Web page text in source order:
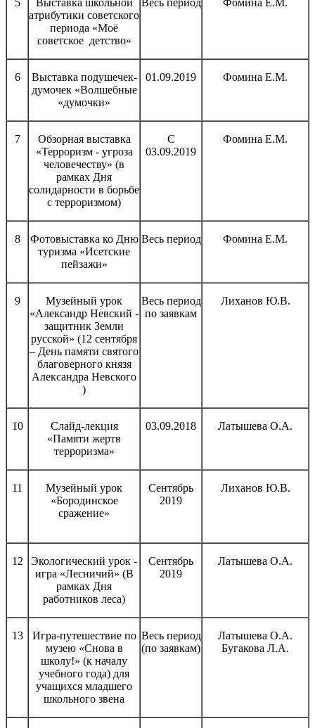
атрибутики советского
периода «Моё
советское детство»
6
Выставка подушечек-
думочек «Волшебные
«думочки»
01.09.2019 Фомина Е.М.
7
Обзорная выставка
«Терроризм - угроза
человечеству» (в
рамках Дня
солидарности в борьбе
с терроризмом)
С
03.09.2019
Фомина Е.М.
8
Фотовыставка ко Дню
туризма «Исетские
пейзажи»
Весь период Фомина Е.М.
9
Музейный урок
«Александр Невский -
защитник Земли
русской» (12 сентября
– День памяти святого
благоверного князя
Александра Невского
)
Весь период
по заявкам
Лиханов Ю.В.
10
Слайд-лекция
«Памяти жертв
терроризма»
03.09.2018 Латышева О.А.
11
Музейный урок
«Бородинское
сражение»
Сентябрь
2019
Лиханов Ю.В.
12
Экологический урок -
игра «Лесничий» (В
рамках Дня
работников леса)
Сентябрь
2019
Латышева О.А.
13
Игра-путешествие по
музею «Снова в
школу!» (к началу
учебного года) для
учащихся младшего
школьного звена
Весь период
(по заявкам)
Латышева О.А.
Бугакова Л.А.